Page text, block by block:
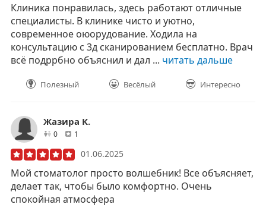
Клиника понравилась, здесь работают отличные
специалисты. В клинике чисто и уютно,
современное оюорудование. Ходила на
консультацию с 3д сканированием бесплатно. Врач
всё подррбно объяснил и дал ... читать дальше
Полезный Весёлый Интересно
Жазира К.
0друзей1
01.06.2025
Мой стоматолог просто волшебник! Все объясняет,
делает так, чтобы было комфортно. Очень
спокойная атмосфера